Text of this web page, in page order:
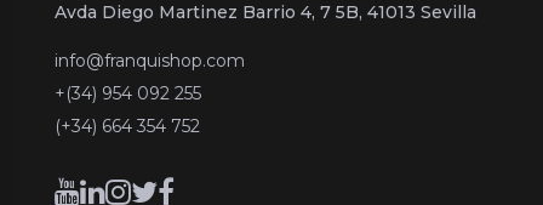
Avda Diego Martinez Barrio 4, 7 5B, 41013 Sevilla
info@franquishop.com
+(34) 954 092 255
(+34) 664 354 752